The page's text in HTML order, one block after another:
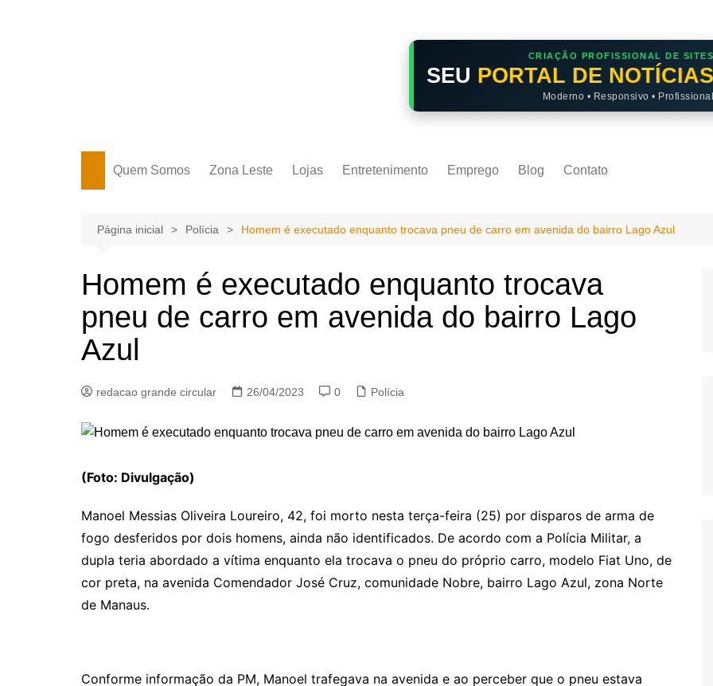
CRIAÇÃO PROFISSIONAL DE SITES
SEU PORTAL DE NOTÍCIAS
Moderno • Responsivo • Profissional
Quem Somos Zona Leste Lojas Entretenimento Emprego Blog Contato
Página inicial Polícia Homem é executado enquanto trocava pneu de carro em avenida do bairro Lago Azul
Homem é executado enquanto trocava
pneu de carro em avenida do bairro Lago
Azul
redacao grande circular 26/04/2023 0 Polícia
(Foto: Divulgação)
Manoel Messias Oliveira Loureiro, 42, foi morto nesta terça-feira (25) por disparos de arma de
fogo desferidos por dois homens, ainda não identificados. De acordo com a Polícia Militar, a
dupla teria abordado a vítima enquanto ela trocava o pneu do próprio carro, modelo Fiat Uno, de
cor preta, na avenida Comendador José Cruz, comunidade Nobre, bairro Lago Azul, zona Norte
de Manaus.
Conforme informação da PM, Manoel trafegava na avenida e ao perceber que o pneu estava